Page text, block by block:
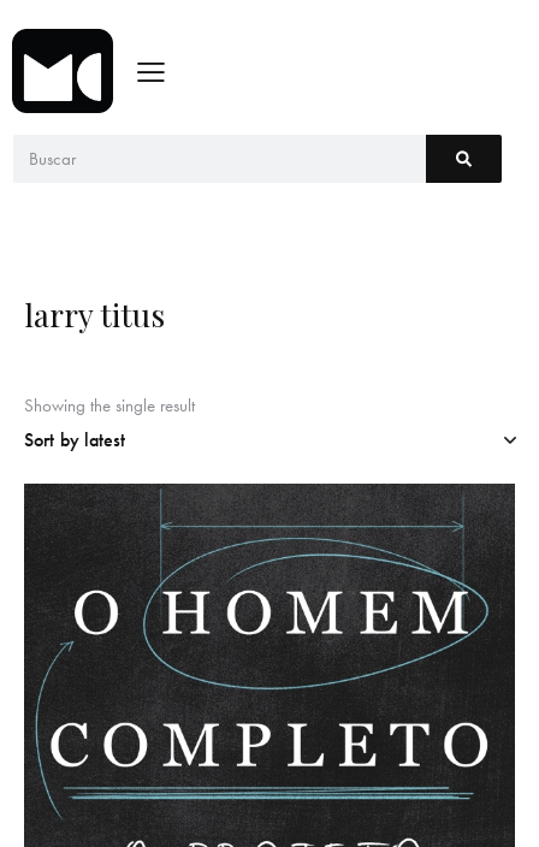
larry titus
Showing the single result